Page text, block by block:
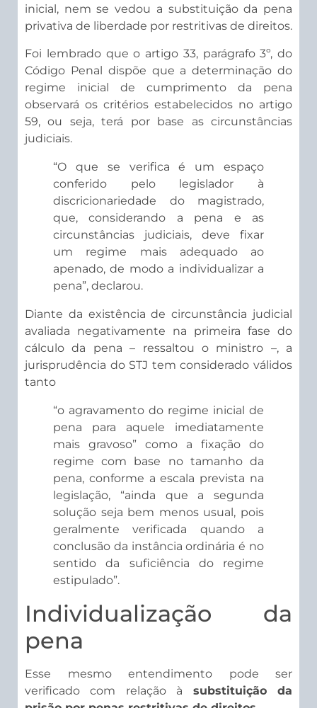
inicial, nem se vedou a substituição da pena
privativa de liberdade por restritivas de direitos.
Foi lembrado que o artigo 33, parágrafo 3º, do
Código Penal dispõe que a determinação do
regime inicial de cumprimento da pena
observará os critérios estabelecidos no artigo
59, ou seja, terá por base as circunstâncias
judiciais.
“O que se verifica é um espaço
conferido pelo legislador à
discricionariedade do magistrado,
que, considerando a pena e as
circunstâncias judiciais, deve fixar
um regime mais adequado ao
apenado, de modo a individualizar a
pena”, declarou.
Diante da existência de circunstância judicial
avaliada negativamente na primeira fase do
cálculo da pena – ressaltou o ministro –, a
jurisprudência do STJ tem considerado válidos
tanto
“o agravamento do regime inicial de
pena para aquele imediatamente
mais gravoso” como a fixação do
regime com base no tamanho da
pena, conforme a escala prevista na
legislação, “ainda que a segunda
solução seja bem menos usual, pois
geralmente verificada quando a
conclusão da instância ordinária é no
sentido da suficiência do regime
estipulado”.
Individuali​​zação da
pena
Esse mesmo entendimento pode ser
verificado com relação à substituição da